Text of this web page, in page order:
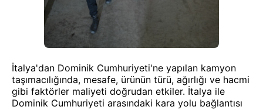
İtalya'dan Dominik Cumhuriyeti'ne yapılan kamyon
taşımacılığında, mesafe, ürünün türü, ağırlığı ve hacmi
gibi faktörler maliyeti doğrudan etkiler. İtalya ile
Dominik Cumhuriyeti arasındaki kara yolu bağlantısı